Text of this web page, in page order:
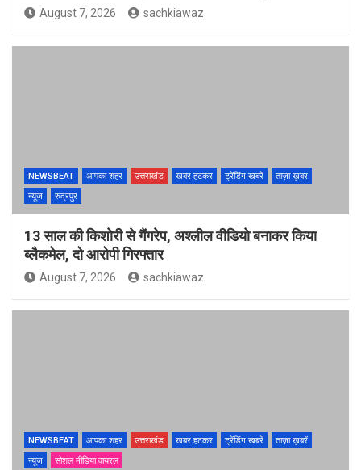
August 7, 2026 sachkiawaz
NEWSBEAT आपका शहर उत्तराखंड खबर हटकर ट्रेंडिंग खबरें
ताज़ा ख़बर
न्यूज़
रुद्रपुर
13 साल की किशोरी से गैंगरेप, अश्लील वीडियो बनाकर किया
ब्लैकमेल, दो आरोपी गिरफ्तार
August 7, 2026 sachkiawaz
NEWSBEAT आपका शहर उत्तराखंड खबर हटकर ट्रेंडिंग खबरें
ताज़ा ख़बरें
न्यूज़
सोशल मीडिया वायरल